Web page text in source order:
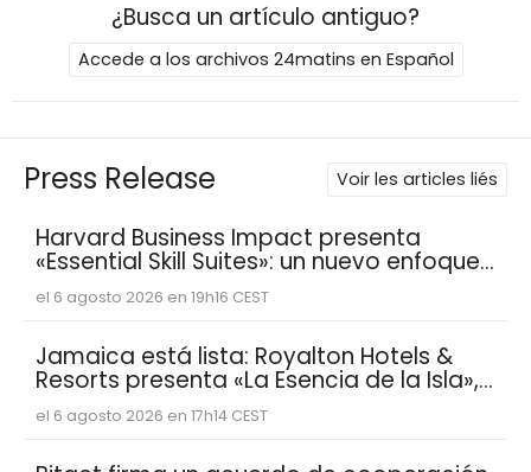
¿Busca un artículo antiguo?
Accede a los archivos 24matins en Español
Press Release Voir les articles liés
Harvard Business Impact presenta
«Essential Skill Suites»: un nuevo enfoque
sobre cómo los estudiantes aprenden y
desarrollan las competencias
las empresas
el 6 agosto 2026 en 19h16 CEST
Jamaica está lista: Royalton Hotels &
Resorts presenta «La Esencia de la Isla»,
una experiencia vacacional para
familias
el 6 agosto 2026 en 17h14 CEST